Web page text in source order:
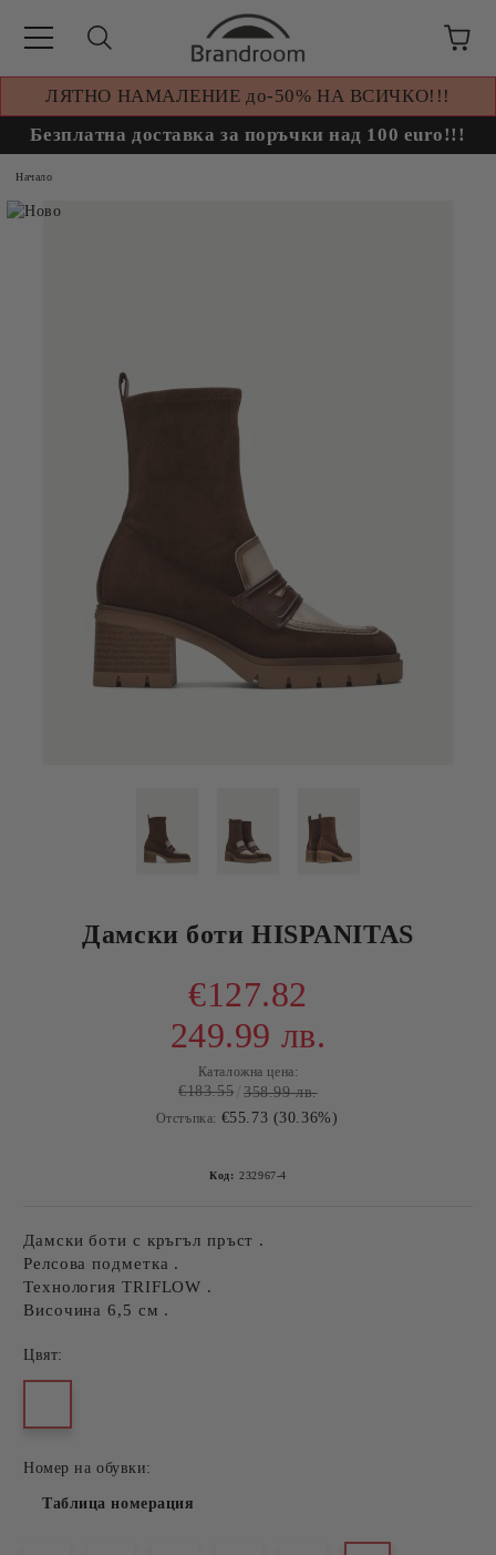
ЛЯТНО НАМАЛЕНИЕ до-50% НА ВСИЧКО!!!
Безплатна доставка за поръчки над 100 euro!!!
Начало
Дамски боти HISPANITAS
€127.82
249.99 лв.
Каталожна цена:
€183.55 358.99 лв.
Отстъпка: €55.73 (30.36%)
Код: 232967-4
Дамски боти с кръгъл пръст .
Релсова подметка .
Технология TRIFLOW .
Височина 6,5 см .
Цвят:
Номер на обувки:
Таблица номерация